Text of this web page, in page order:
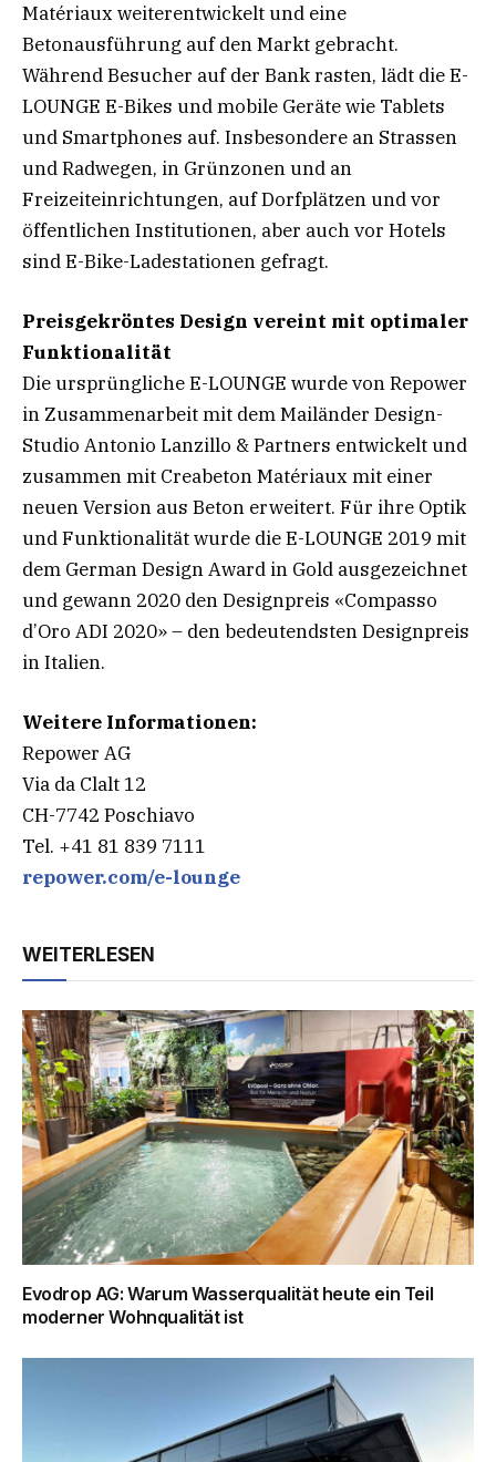
Matériaux weiterentwickelt und eine
Betonausführung auf den Markt gebracht.
Während Besucher auf der Bank rasten, lädt die E-
LOUNGE E-Bikes und mobile Geräte wie Tablets
und Smartphones auf. Insbesondere an Strassen
und Radwegen, in Grünzonen und an
Freizeiteinrichtungen, auf Dorfplätzen und vor
öffentlichen Institutionen, aber auch vor Hotels
sind E-Bike-Ladestationen gefragt.
Preisgekröntes Design vereint mit optimaler
Funktionalität
Die ursprüngliche E-LOUNGE wurde von Repower
in Zusammenarbeit mit dem Mailänder Design-
Studio Antonio Lanzillo & Partners entwickelt und
zusammen mit Creabeton Matériaux mit einer
neuen Version aus Beton erweitert. Für ihre Optik
und Funktionalität wurde die E-LOUNGE 2019 mit
dem German Design Award in Gold ausgezeichnet
und gewann 2020 den Designpreis «Compasso
d’Oro ADI 2020» – den bedeutendsten Designpreis
in Italien.
Weitere Informationen:
Repower AG
Via da Clalt 12
CH-7742 Poschiavo
Tel. +41 81 839 7111
repower.com/e-lounge
WEITERLESEN
Evodrop AG: Warum Wasserqualität heute ein Teil
moderner Wohnqualität ist